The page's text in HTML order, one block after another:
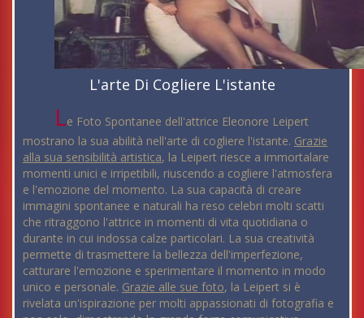
L'arte Di Cogliere L'istante
Le Foto Spontanee dell'attrice Eleonore Leipert
mostrano la sua abilità nell'arte di cogliere l'istante. Grazie
alla sua sensibilità artistica, la Leipert riesce a immortalare
momenti unici e irripetibili, riuscendo a cogliere l'atmosfera
e l'emozione del momento. La sua capacità di creare
immagini spontanee e naturali ha reso celebri molti scatti
che ritraggono l'attrice in momenti di vita quotidiana o
durante in cui indossa calze particolari. La sua creatività
permette di trasmettere la bellezza dell'imperfezione,
catturare l'emozione e sperimentare il momento in modo
unico e personale. Grazie alle sue foto, la Leipert si è
rivelata un'ispirazione per molti appassionati di fotografia e